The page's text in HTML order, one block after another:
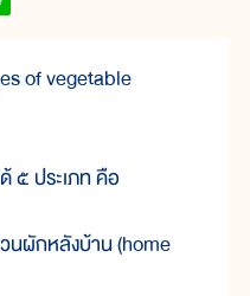
of vegetable
๕ ประเภท คือ
กหลังบ้าน (home